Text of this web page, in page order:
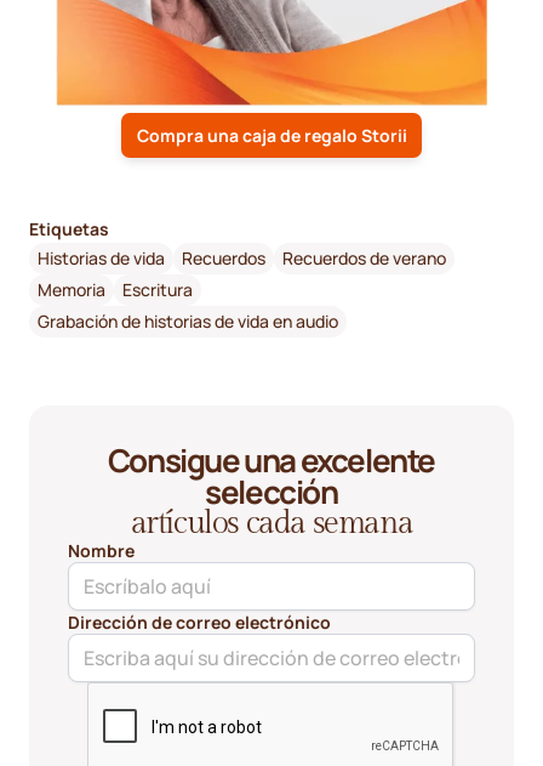
Compra una caja de regalo Storii
Etiquetas
Historias de vida
Recuerdos
Recuerdos de verano
Memoria
Escritura
Grabación de historias de vida en audio
Consigue una excelente
selección
artículos cada semana
Nombre
Dirección de correo electrónico